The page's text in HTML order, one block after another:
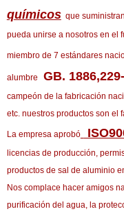
químicos que
pueda unirse a nosotros en el
miembro de 7 estándares
alumbre GB.
campeón de la fabricación
etc. nuestros productos son el
La empresa aprobó
licencias de producción,
productos de sal de aluminio
Nos complace hacer amigos
purificación del agua, la